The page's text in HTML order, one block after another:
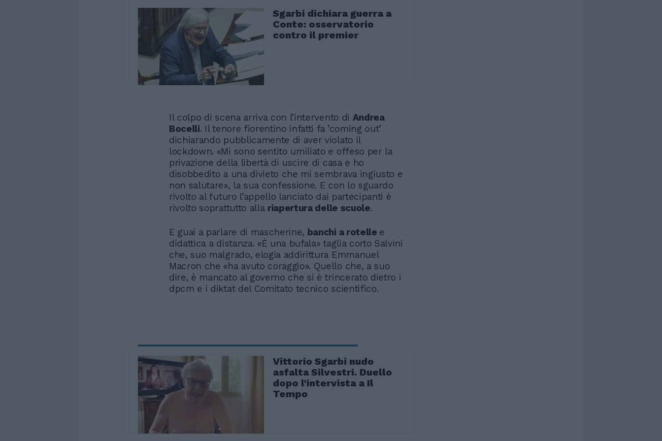
Sgarbi dichiara guerra a
Conte: osservatorio
contro il premier
Il colpo di scena arriva con l’intervento di Andrea
Bocelli. Il tenore fiorentino infatti fa ’coming out’
dichiarando pubblicamente di aver violato il
lockdown. «Mi sono sentito umiliato e offeso per la
privazione della libertà di uscire di casa e ho
disobbedito a una divieto che mi sembrava ingiusto e
non salutare», la sua confessione. E con lo sguardo
rivolto al futuro l’appello lanciato dai partecipanti è
rivolto soprattutto alla riapertura delle scuole.
E guai a parlare di mascherine, banchi a rotelle e
didattica a distanza. «È una bufala» taglia corto Salvini
che, suo malgrado, elogia addirittura Emmanuel
Macron che «ha avuto coraggio». Quello che, a suo
dire, è mancato al governo che si è trincerato dietro i
dpcm e i diktat del Comitato tecnico scientifico.
Vittorio Sgarbi nudo
asfalta Silvestri. Duello
dopo l'intervista a Il
Tempo